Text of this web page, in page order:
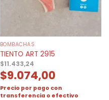
BOMBACHAS
TIENTO ART 2915
$11.433,24
$9.074,00
Precio por pago con
transferencia o efectivo